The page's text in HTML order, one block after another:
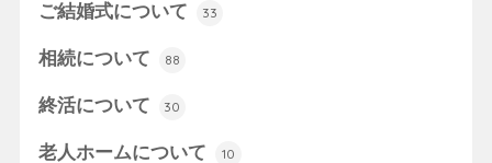
ご結婚式について 33
相続について 88
終活について 30
老人ホームについて 10